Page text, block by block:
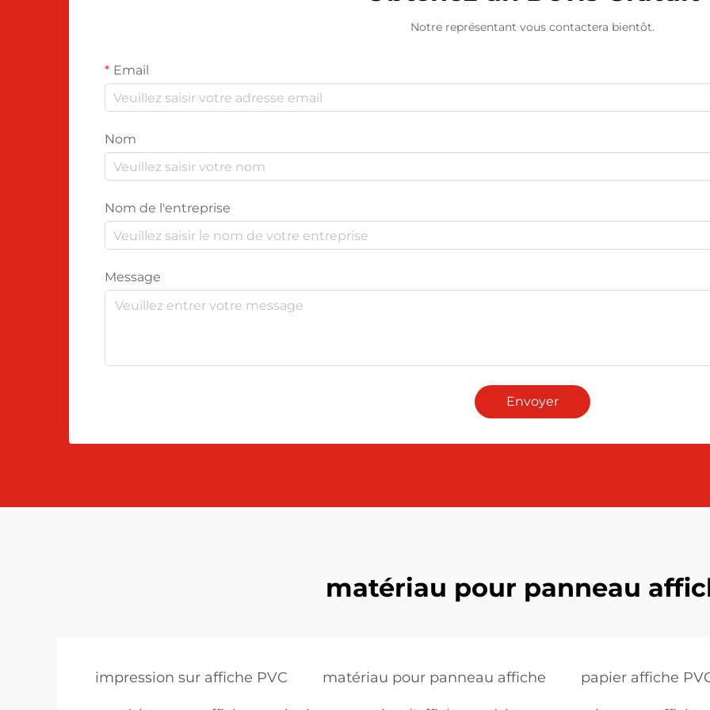
Notre représentant vous contactera bientôt.
Email
Nom
Nom de l'entreprise
Message
Envoyer
matériau pour panneau
impression sur affiche PVC matériau pour panneau affiche papier affiche